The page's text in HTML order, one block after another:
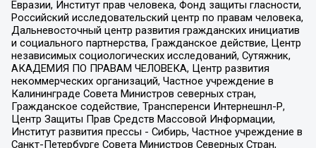
Евразии, Институт прав человека, Фонд защиты гласности,
Российский исследовательский центр по правам человека,
Дальневосточный центр развития гражданских инициатив
и социального партнерства, Гражданское действие, Центр
независимых социологических исследований, Сутяжник,
АКАДЕМИЯ ПО ПРАВАМ ЧЕЛОВЕКА, Центр развития
некоммерческих организаций, Частное учреждение в
Калининграде Совета Министров северных стран,
Гражданское содействие, Трансперенси Интернешнл-Р,
Центр Защиты Прав Средств Массовой Информации,
Институт развития прессы - Сибирь, Частное учреждение в
Санкт-Петербурге Совета Министров Северных Стран,